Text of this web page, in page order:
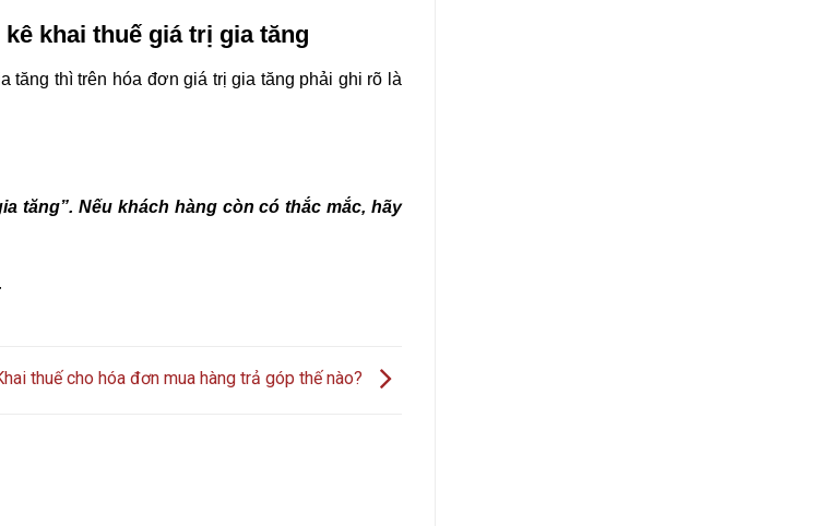
khai thuế giá trị gia tăng
tăng thì trên hóa đơn giá trị gia tăng phải ghi rõ là
tăng”. Nếu khách hàng còn có thắc mắc, hãy
thuế cho hóa đơn mua hàng trả góp thế nào?